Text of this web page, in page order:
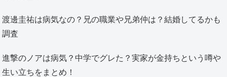
渡邊圭祐は病気なの？兄の職業や兄弟仲は？結婚してるかも
調査
進撃のノアは病気？中学でグレた？実家が金持ちという噂や
生い立ちをまとめ！